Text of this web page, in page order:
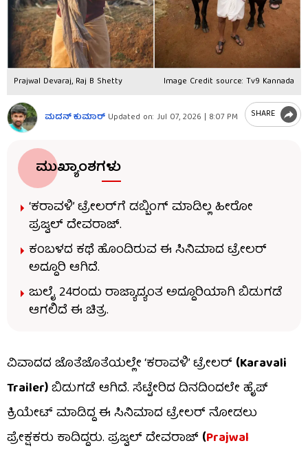
Prajwal Devaraj, Raj B Shetty Image Credit source: Tv9 Kannada
ಮದನ್​ ಕುಮಾರ್​ Updated on: Jul 07, 2026 | 8:07 PM SHARE
ಮುಖ್ಯಾಂಶಗಳು
‘ಕರಾವಳಿ’ ಟ್ರೇಲರ್​ಗೆ ಡಬ್ಬಿಂಗ್ ಮಾಡಿಲ್ಲ ಹೀರೋ
ಪ್ರಜ್ವಲ್ ದೇವರಾಜ್.
ಕಂಬಳದ ಕಥೆ ಹೊಂದಿರುವ ಈ ಸಿನಿಮಾದ ಟ್ರೇಲರ್
ಅದ್ದೂರಿ ಆಗಿದೆ.
ಜುಲೈ 24ರಂದು ರಾಜ್ಯಾದ್ಯಂತ ಅದ್ದೂರಿಯಾಗಿ ಬಿಡುಗಡೆ
ಆಗಲಿದೆ ಈ ಚಿತ್ರ.
ವಿವಾದದ ಜೊತೆಜೊತೆಯಲ್ಲೇ ‘ಕರಾವಳಿ’ ಟ್ರೇಲರ್ (Karavali
Trailer)ಬಿಡುಗಡೆ ಆಗಿದೆ. ಸೆಟ್ಟೇರಿದ ದಿನದಿಂದಲೇ ಹೈಪ್
ಕ್ರಿಯೇಟ್ ಮಾಡಿದ್ದ ಈ ಸಿನಿಮಾದ ಟ್ರೇಲರ್‌ ನೋಡಲು
ಪ್ರೇಕ್ಷಕರು ಕಾದಿದ್ದರು. ಪ್ರಜ್ವಲ್ ದೇವರಾಜ್ (Prajwal